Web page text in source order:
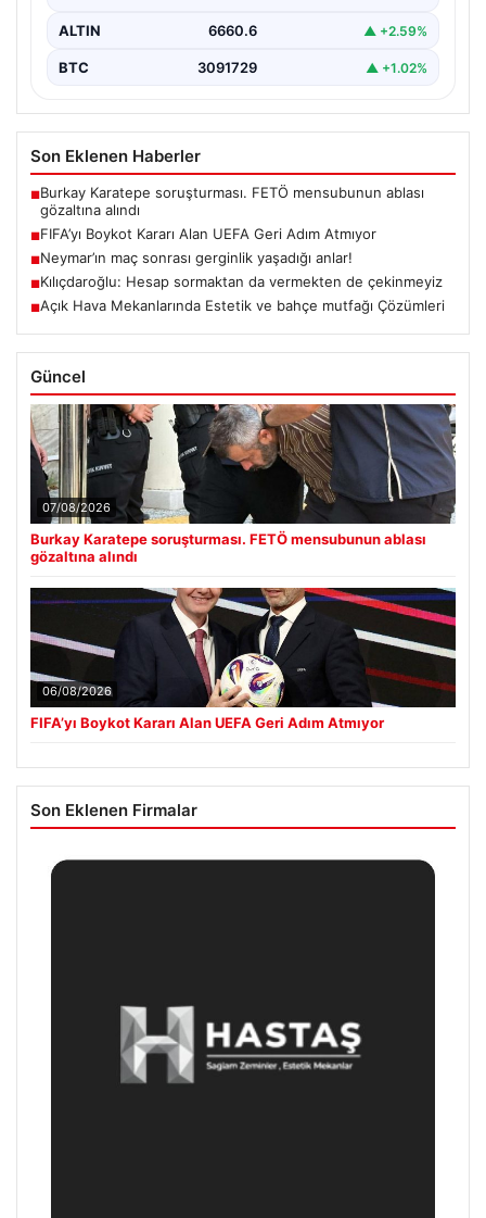
ALTIN 6660.6 ▲ +2.59%
BTC 3091729 ▲ +1.02%
Son Eklenen Haberler
■Burkay Karatepe soruşturması. FETÖ mensubunun ablası
gözaltına alındı
■FIFA’yı Boykot Kararı Alan UEFA Geri Adım Atmıyor
■Neymar’ın maç sonrası gerginlik yaşadığı anlar!
■Kılıçdaroğlu: Hesap sormaktan da vermekten de çekinmeyiz
■Açık Hava Mekanlarında Estetik ve bahçe mutfağı Çözümleri
Güncel
07/08/2026
Burkay Karatepe soruşturması. FETÖ mensubunun ablası
gözaltına alındı
06/08/2026
FIFA’yı Boykot Kararı Alan UEFA Geri Adım Atmıyor
Son Eklenen Firmalar